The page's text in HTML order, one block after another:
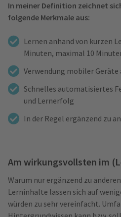
In meiner Definition zeichnet
folgende Merkmale aus:
Lernen anhand von kurzen
Minuten, maximal 10
Verwendung mobiler
Schnelles automatisiertes
und Lernerfolg
In der Regel ergänzend zu
Am wirkungsvollsten im
Warum nur ergänzend zu
Lerninhalte lassen sich auf
würden zu sehr vereinfacht.